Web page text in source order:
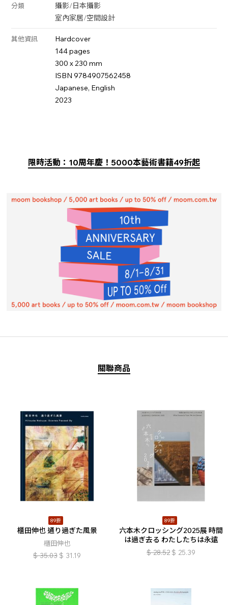
分類 攝影/日本攝影
室內家居/空間設計
其他資訊
Hardcover
144 pages
300 x 230 mm
ISBN 9784907562458
Japanese, English
2023
限時活動：10周年慶！5000本藝術書籍49折起
關聯商品
89折
櫃田伸也 通り過ぎた風景
櫃田伸也
$ 35.03 $ 31.19
89折
六本木クロッシング2025展 時間
は過ぎ去る わたしたちは永遠
$ 28.52 $ 25.39